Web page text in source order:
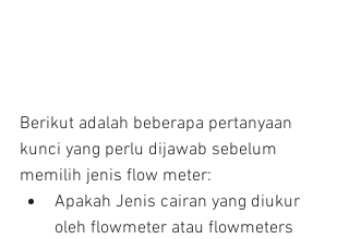
Berikut adalah beberapa pertanyaan
kunci yang perlu dijawab sebelum
memilih jenis flow meter:
Apakah Jenis cairan yang diukur
oleh flowmeter atau flowmeters